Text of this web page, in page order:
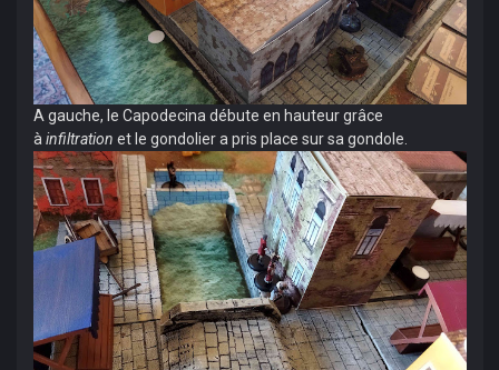
A gauche, le Capodecina débute en hauteur grâce
à infiltration et le gondolier a pris place sur sa gondole.